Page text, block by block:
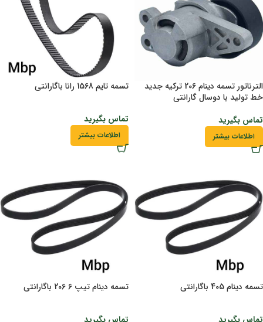
الترناتور تسمه دینام 206 ترکیه جدید
خط تولید با دوسال گارانتی
تماس بگیرید
اطلاعات بیشتر
تسمه تایم 1568 رانا باگارانتی
تماس بگیرید
اطلاعات بیشتر
تسمه دینام 405 باگارانتی تسمه دینام تیپ 6 206 باگارانتی